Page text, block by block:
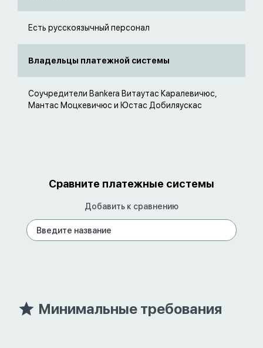
Есть русскоязычный персонал
Владельцы платежной системы
Соучредители Bankera Витаутас Каралевичюс,
Мантас Моцкевичюс и Юстас Добиляускас
Сравните платежные системы
Добавить к сравнению
Минимальные требования